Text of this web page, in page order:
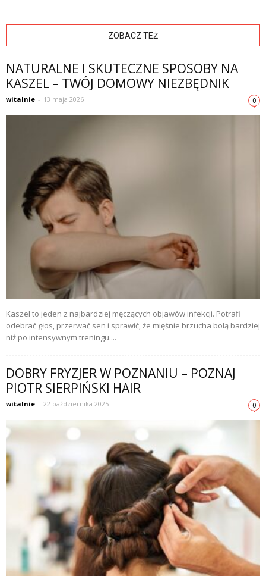
ZOBACZ TEŻ
NATURALNE I SKUTECZNE SPOSOBY NA
KASZEL – TWÓJ DOMOWY NIEZBĘDNIK
witalnie - 13 maja 2026 0
Kaszel to jeden z najbardziej męczących objawów infekcji. Potrafi
odebrać głos, przerwać sen i sprawić, że mięśnie brzucha bolą bardziej
niż po intensywnym treningu....
DOBRY FRYZJER W POZNANIU – POZNAJ
PIOTR SIERPIŃSKI HAIR
witalnie - 22 października 2025 0